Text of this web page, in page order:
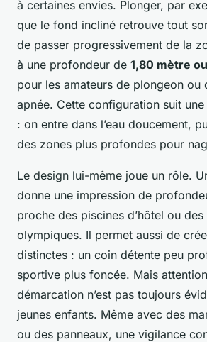
à certaines envies. Plonger, par
que le fond incliné retrouve tout
de passer progressivement de la
à une profondeur de 1,80 mètre
pour les amateurs de plongeon ou
apnée. Cette configuration suit
: on entre dans l’eau doucement,
des zones plus profondes pour
Le design lui-même joue un rôle.
donne une impression de
proche des piscines d’hôtel ou des
olympiques. Il permet aussi de
distinctes : un coin détente peu
sportive plus foncée. Mais
démarcation n’est pas toujours
jeunes enfants. Même avec des
ou des panneaux, une vigilance